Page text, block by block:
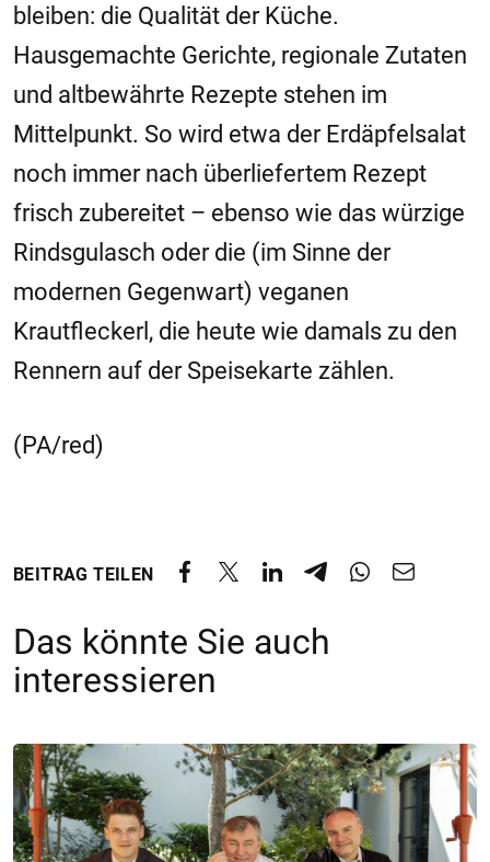
bleiben: die Qualität der Küche.
Hausgemachte Gerichte, regionale Zutaten
und altbewährte Rezepte stehen im
Mittelpunkt. So wird etwa der Erdäpfelsalat
noch immer nach überliefertem Rezept
frisch zubereitet – ebenso wie das würzige
Rindsgulasch oder die (im Sinne der
modernen Gegenwart) veganen
Krautfleckerl, die heute wie damals zu den
Rennern auf der Speisekarte zählen.
(PA/red)
BEITRAG TEILEN
Das könnte Sie auch
interessieren